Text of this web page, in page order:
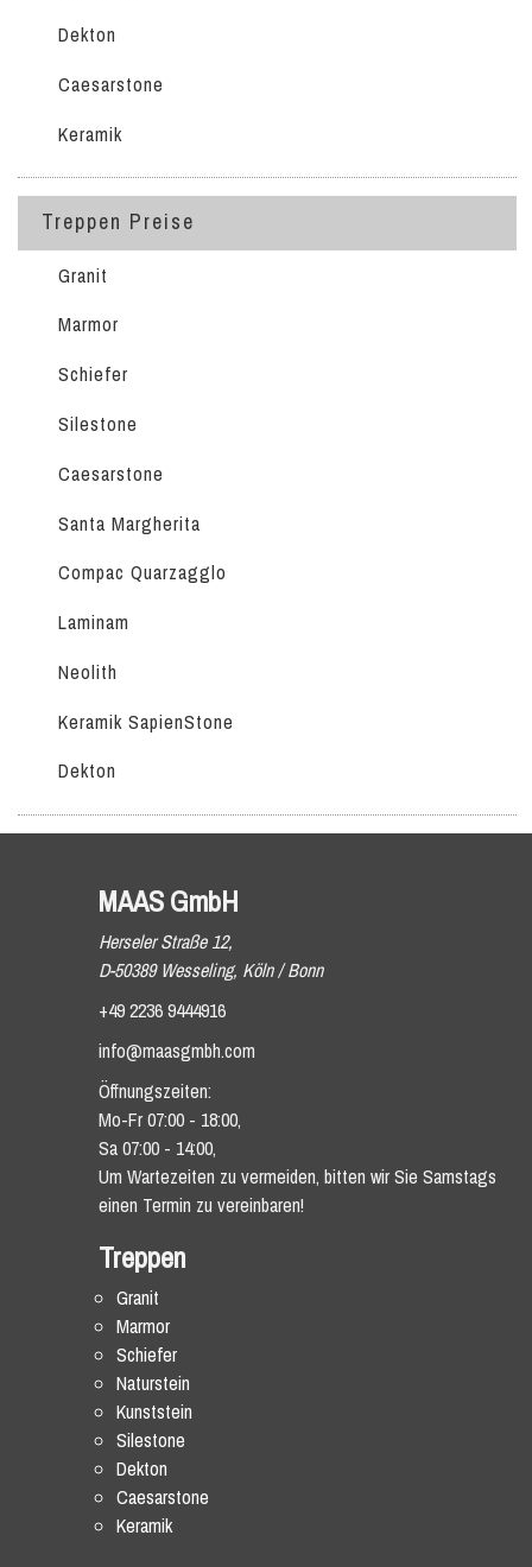
Dekton
Caesarstone
Keramik
Treppen Preise
Granit
Marmor
Schiefer
Silestone
Caesarstone
Santa Margherita
Compac Quarzagglo
Laminam
Neolith
Keramik SapienStone
Dekton
MAAS GmbH
Herseler Straße 12,
D-50389 Wesseling, Köln / Bonn
+49 2236 9444916
info@maasgmbh.com
Öffnungszeiten:
Mo-Fr 07:00 - 18:00,
Sa 07:00 - 14:00,
Um Wartezeiten zu vermeiden, bitten wir Sie Samstags
einen Termin zu vereinbaren!
Treppen
Granit
Marmor
Schiefer
Naturstein
Kunststein
Silestone
Dekton
Caesarstone
Keramik